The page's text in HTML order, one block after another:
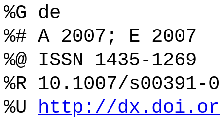
%G de
%# A 2007; E 2007
%@ ISSN 1435-1269
%R 10.1007/s00391-
%U http://